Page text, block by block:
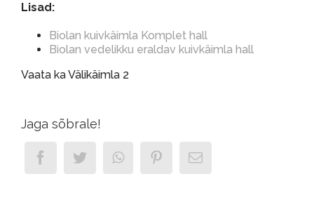
Lisad:
Biolan kuivkäimla Komplet hall
Biolan vedelikku eraldav kuivkäimla hall
Vaata ka Välikäimla 2
Jaga sõbrale!